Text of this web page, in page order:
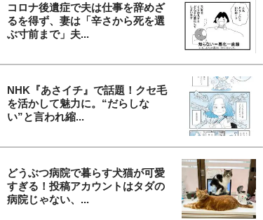
コロナ後遺症で夫は仕事を辞めざ
るを得ず、妻は「辛さから死を選
ぶ寸前まで」夫...
NHK『あさイチ』で話題！クセ毛
を活かして魅力に。“だらしな
い”と言われ縮...
どうぶつ病院で暮らす犬猫が可愛
すぎる！投稿アカウントはタダの
病院じゃない、...